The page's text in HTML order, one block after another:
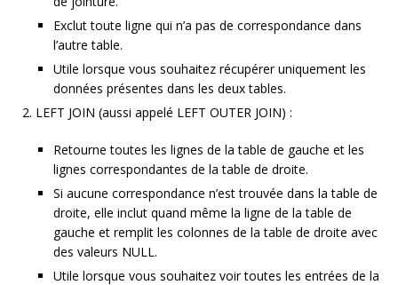
Exclut toute ligne qui n’a pas de correspondance dans
l’autre table.
Utile lorsque vous souhaitez récupérer uniquement les
données présentes dans les deux tables.
LEFT JOIN (aussi appelé LEFT OUTER JOIN) :
Retourne toutes les lignes de la table de gauche et les
lignes correspondantes de la table de droite.
Si aucune correspondance n’est trouvée dans la table de
droite, elle inclut quand même la ligne de la table de
gauche et remplit les colonnes de la table de droite avec
des valeurs NULL.
Utile lorsque vous souhaitez voir toutes les entrées de la